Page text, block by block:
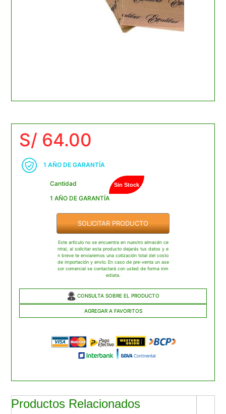
S/ 64.00
1 AÑO DE GARANTÍA
Cantidad Sin Stock
1 AÑO DE GARANTÍA
SOLICITAR PRODUCTO
Este artículo no se encuentra en nuestro almacén ce
ntral, al solicitar esta producto dejarás tus datos y e
n breve te enviaremos una cotización total del costo
de importación y envío. En caso de pre-venta un ase
sor comercial se contactará con usted de forma inm
ediata.
CONSULTA SOBRE EL PRODUCTO
AGREGAR A FAVORITOS
Productos Relacionados